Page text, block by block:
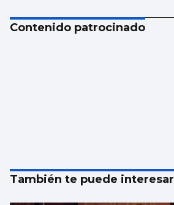
Contenido patrocinado
También te puede interesar